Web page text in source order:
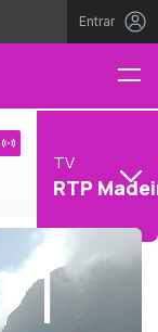
Entrar
TV
RTP